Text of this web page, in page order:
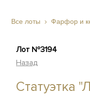
Все лоты Фарфор и
Лот №3194
Назад
Статуэтка